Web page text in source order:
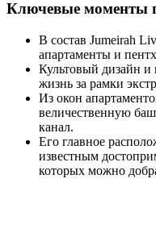
Ключевые моменты
В состав Jumeirah
апартаменты и
Культовый дизайн и
жизнь за рамки
Из окон
величественную
канал.
Его главное
известным
которых можно